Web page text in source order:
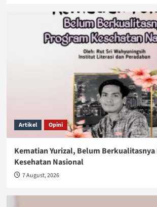
Artikel Opini
Kematian Yurizal, Belum
Kesehatan Nasional
7 August, 2026